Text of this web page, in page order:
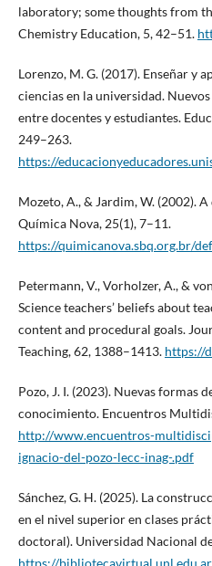
laboratory; some thoughts from
Chemistry Education, 5, 42–51.
Lorenzo, M. G. (2017). Enseñar y
ciencias en la universidad.
entre docentes y estudiantes.
249–263.
https://
Mozeto, A., & Jardim, W. (2002).
Química Nova, 25(1), 7–11.
https://quimicanova.sbq.org.br/
Petermann, V., Vorholzer, A., &
Science teachers’ beliefs about
content and procedural goals.
Teaching, 62, 1388–1413. https://
Pozo, J. I. (2023). Nuevas formas
conocimiento. Encuentros
http://www.encuentros-
ignacio-del-pozo-lecc-inag-.pdf
Sánchez, G. H. (2025). La
en el nivel superior en clases
doctoral). Universidad Nacional